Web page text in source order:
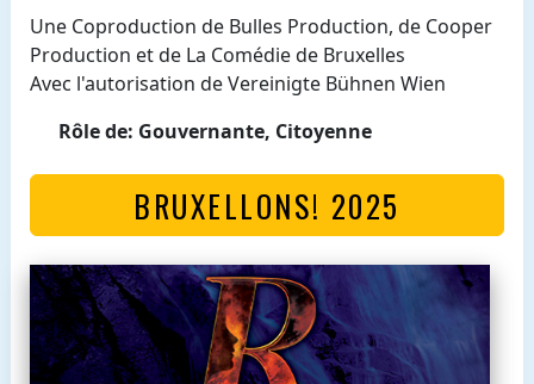
Une Coproduction de Bulles Production, de Cooper
Production et de La Comédie de Bruxelles
Avec l'autorisation de Vereinigte Bühnen Wien
Rôle de: Gouvernante, Citoyenne
BRUXELLONS! 2025